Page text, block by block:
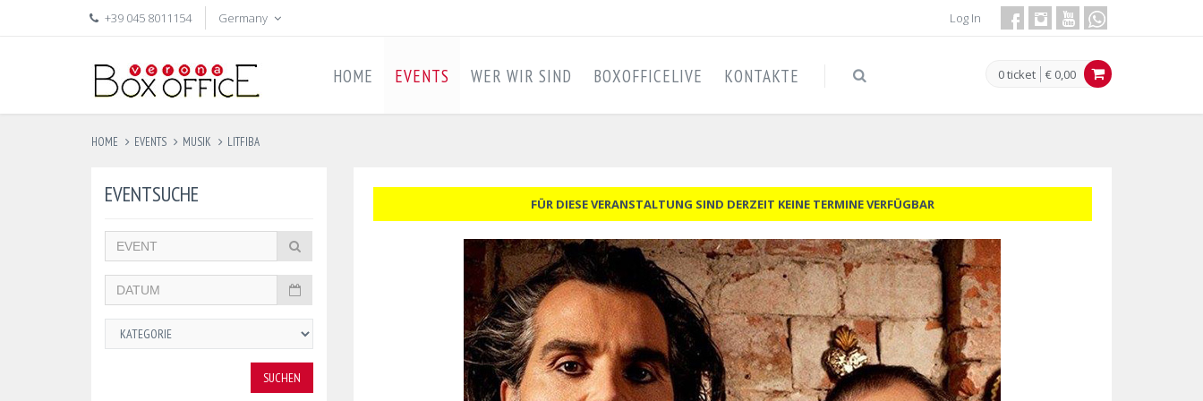
+39 045 8011154 Germany Log In
0 ticket € 0,00
HOME EVENTS WER WIR SIND BOXOFFICELIVE KONTAKTE
HOME EVENTS MUSIK LITFIBA
EVENTSUCHE
SUCHEN
FÜR DIESE VERANSTALTUNG SIND DERZEIT KEINE TERMINE VERFÜGBAR